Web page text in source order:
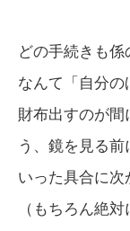
どの手続きも
なんて「自分
財布出すのが間
う、鏡を見る
いった具合に次
（もちろん絶